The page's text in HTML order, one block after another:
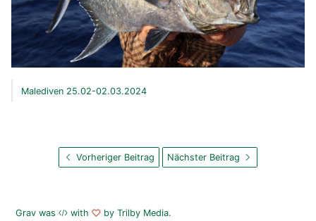
Malediven 25.02-02.03.2024
Vorheriger Beitrag Nächster Beitrag
Grav was with byTrilby Media.